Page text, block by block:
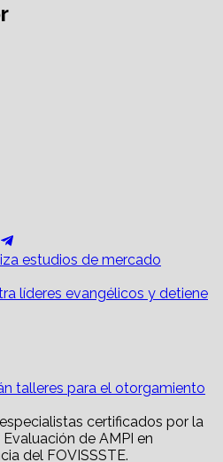
onestudios de mercado
líderes evangélicos y detiene
talleres para el otorgamiento